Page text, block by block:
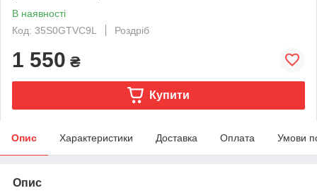
В наявності
Код: 35S0GTVC9L
Роздріб
1 550 ₴
Купити
Опис Характеристики Доставка Оплата Умови
Опис